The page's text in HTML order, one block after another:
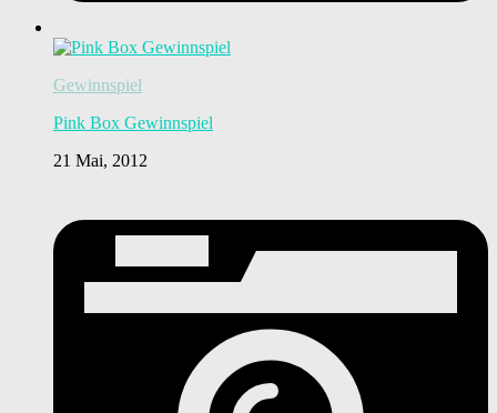
Gewinnspiel
Pink Box Gewinnspiel
21 Mai, 2012